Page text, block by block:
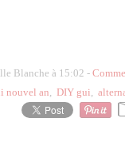
Blanche à 15:02 -
nouvel an, DIY gui,